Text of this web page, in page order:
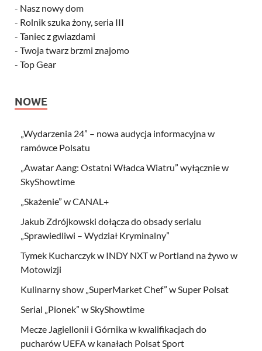
- Nasz nowy dom
- Rolnik szuka żony, seria III
- Taniec z gwiazdami
- Twoja twarz brzmi znajomo
- Top Gear
NOWE
„Wydarzenia 24” – nowa audycja informacyjna w
ramówce Polsatu
„Awatar Aang: Ostatni Władca Wiatru” wyłącznie w
SkyShowtime
„Skażenie” w CANAL+
Jakub Zdrójkowski dołącza do obsady serialu
„Sprawiedliwi – Wydział Kryminalny”
Tymek Kucharczyk w INDY NXT w Portland na żywo w
Motowizji
Kulinarny show „SuperMarket Chef” w Super Polsat
Serial „Pionek” w SkyShowtime
Mecze Jagiellonii i Górnika w kwalifikacjach do
pucharów UEFA w kanałach Polsat Sport